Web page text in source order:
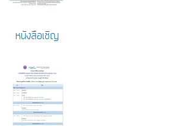
หนังสือเชิญ